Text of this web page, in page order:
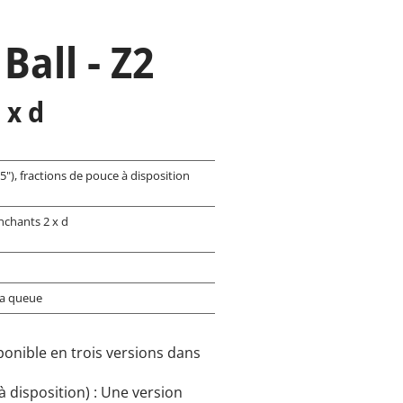
- Z2
d
fractions de pouce à disposition
2 x d
queue
en trois versions dans
disposition) : Une version